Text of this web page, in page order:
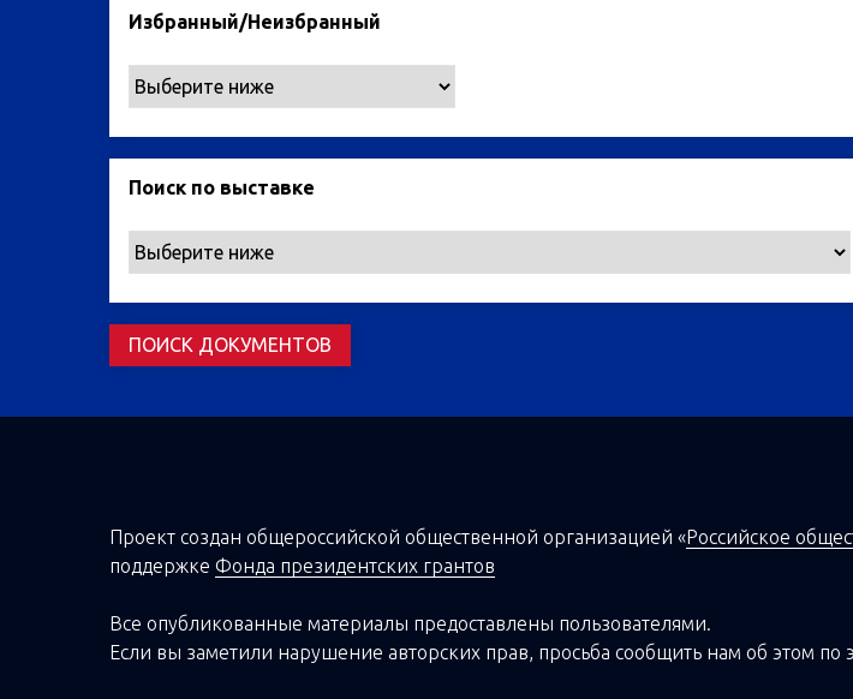
Избранный/Неизбранный
Поиск по выставке
Проект создан общероссийской общественной организацией«Российское
поддержкеФонда президентских грантов
Все опубликованные материалы предоставлены пользователями.
Если вы заметили нарушение авторских прав, просьба сообщить нам об этом по